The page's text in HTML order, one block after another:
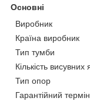
Основні
Виробник
Країна виробник
Тип тумби
Кількість висувних
Тип опор
Гарантійний термін